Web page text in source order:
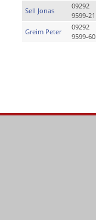
Sell Jonas
09292
9599-21
Greim Peter
09292
9599-60